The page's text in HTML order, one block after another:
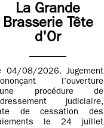
La Grande
Brasserie Tête
d'Or
04/08/2026. Jugement
l’ouverture
procédure de
judiciaire,
de cessation des
le 24 juillet